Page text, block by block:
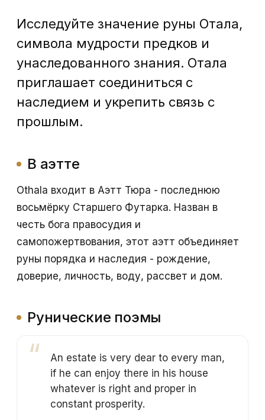
Исследуйте значение руны Отала,
символа мудрости предков и
унаследованного знания. Отала
приглашает соединиться с
наследием и укрепить связь с
прошлым.
В аэтте
Othala входит в Аэтт Тюра - последнюю
восьмёрку Старшего Футарка. Назван в
честь бога правосудия и
самопожертвования, этот аэтт объединяет
руны порядка и наследия - рождение,
доверие, личность, воду, рассвет и дом.
Рунические поэмы
An estate is very dear to every man,
if he can enjoy there in his house
whatever is right and proper in
constant prosperity.